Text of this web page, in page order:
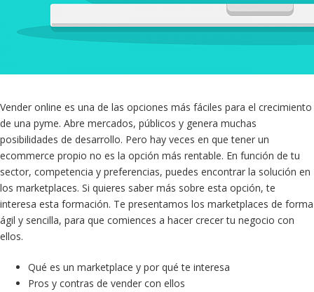
Vender online es una de las opciones más fáciles para el crecimiento
de una pyme. Abre mercados, públicos y genera muchas
posibilidades de desarrollo. Pero hay veces en que tener un
ecommerce propio no es la opción más rentable. En función de tu
sector, competencia y preferencias, puedes encontrar la solución en
los marketplaces. Si quieres saber más sobre esta opción, te
interesa esta formación. Te presentamos los marketplaces de forma
ágil y sencilla, para que comiences a hacer crecer tu negocio con
ellos.
Qué es un marketplace y por qué te interesa
Pros y contras de vender con ellos